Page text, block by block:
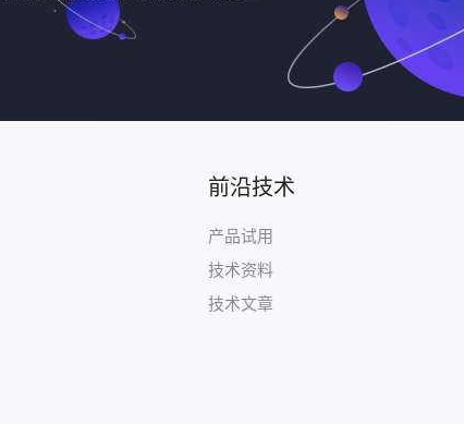
前沿技术
产品试用
技术资料
技术文章